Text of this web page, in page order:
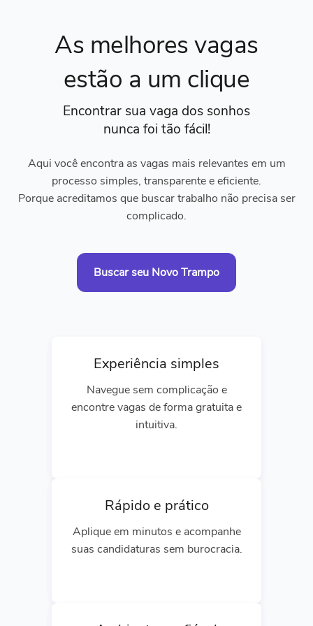
As melhores vagas
estão a um clique
Encontrar sua vaga dos sonhos
nunca foi tão fácil!
Aqui você encontra as vagas mais relevantes em um
processo simples, transparente e eficiente.
Porque acreditamos que buscar trabalho não precisa ser
complicado.
Buscar seu Novo Trampo
Experiência simples
Navegue sem complicação e
encontre vagas de forma gratuita e
intuitiva.
Rápido e prático
Aplique em minutos e acompanhe
suas candidaturas sem burocracia.